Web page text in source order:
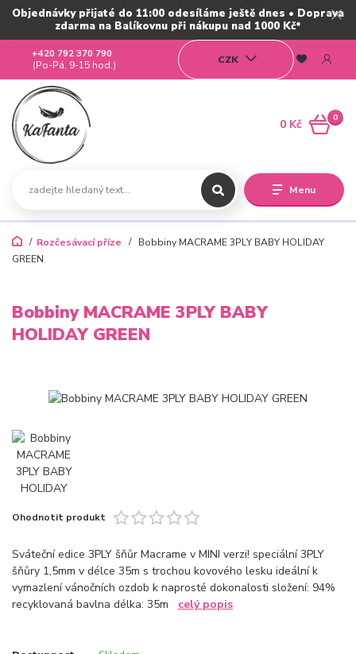
Objednávky přijaté do 11:00 odesíláme ještě dnes • Doprava
zdarma na Balíkovnu při nákupu nad 1000 Kč*
Menu
CZK
+420 792 370 790
(Po-Pá, 9-15 hod.)
0
0 Kč
Rozčesávací příze
Bobbiny MACRAME 3PLY BABY HOLIDAY
GREEN
Bobbiny MACRAME 3PLY BABY
HOLIDAY GREEN
Ohodnotit produkt
Sváteční edice 3PLY šňůr Macrame v MINI verzi! speciální 3PLY
šňůry 1,5mm v délce 35m s trochou kovového lesku ideální k
vymazlení vánočních ozdob k naprosté dokonalosti složení: 94%
recyklovaná bavlna délka: 35m celý popis